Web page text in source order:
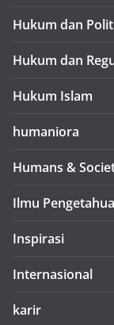
Hukum dan
Hukum dan
Hukum Islam
humaniora
Humans &
Ilmu
Inspirasi
Internasional
karir